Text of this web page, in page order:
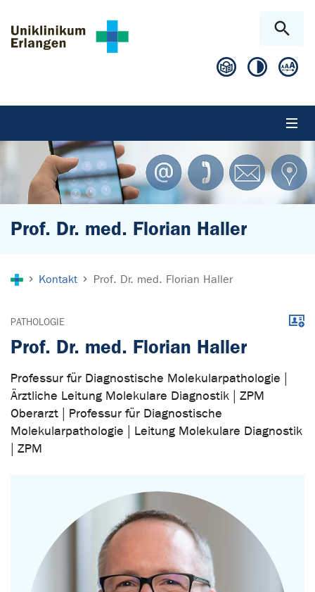
Prof. Dr. med. Florian Haller
Kontakt Prof. Dr. med. Florian Haller
PATHOLOGIE
Prof. Dr. med. Florian Haller
Professur für Diagnostische Molekularpathologie |
Ärztliche Leitung Molekulare Diagnostik | ZPM
Oberarzt | Professur für Diagnostische
Molekularpathologie | Leitung Molekulare Diagnostik
| ZPM